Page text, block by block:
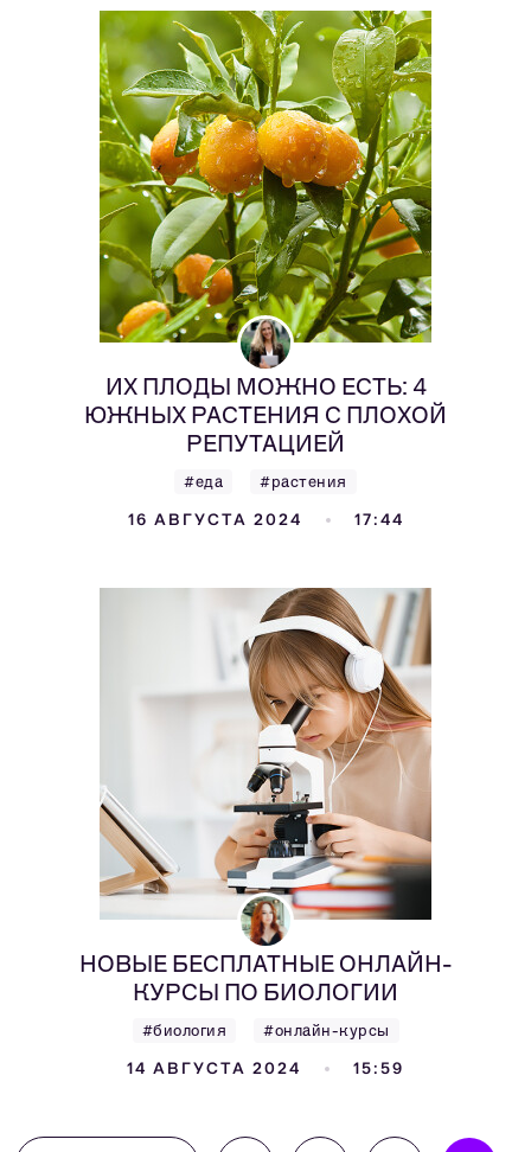
ИХ ПЛОДЫ МОЖНО ЕСТЬ: 4
ЮЖНЫХ РАСТЕНИЯ С ПЛОХОЙ
РЕПУТАЦИЕЙ
#еда #растения
16 АВГУСТА 2024 17:44
НОВЫЕ БЕСПЛАТНЫЕ ОНЛАЙН-
КУРСЫ ПО БИОЛОГИИ
#биология #онлайн-курсы
14 АВГУСТА 2024 15:59